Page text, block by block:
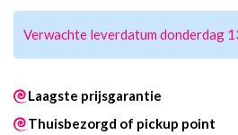
Verwachte leverdatum donderdag
Laagste prijsgarantie
Thuisbezorgd of pickup point